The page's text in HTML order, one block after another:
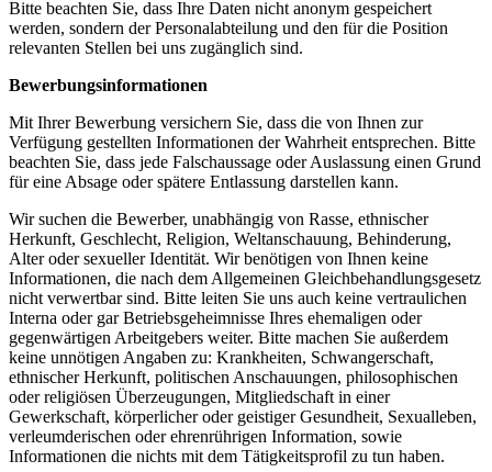
Bitte beachten Sie, dass Ihre Daten nicht anonym gespeichert
werden, sondern der Personalabteilung und den für die Position
relevanten Stellen bei uns zugänglich sind.
Bewerbungsinformationen
Mit Ihrer Bewerbung versichern Sie, dass die von Ihnen zur
Verfügung gestellten Informationen der Wahrheit entsprechen. Bitte
beachten Sie, dass jede Falschaussage oder Auslassung einen Grund
für eine Absage oder spätere Entlassung darstellen kann.
Wir suchen die Bewerber, unabhängig von Rasse, ethnischer
Herkunft, Geschlecht, Religion, Weltanschauung, Behinderung,
Alter oder sexueller Identität. Wir benötigen von Ihnen keine
Informationen, die nach dem Allgemeinen Gleichbehandlungsgesetz
nicht verwertbar sind. Bitte leiten Sie uns auch keine vertraulichen
Interna oder gar Betriebsgeheimnisse Ihres ehemaligen oder
gegenwärtigen Arbeitgebers weiter. Bitte machen Sie außerdem
keine unnötigen Angaben zu: Krankheiten, Schwangerschaft,
ethnischer Herkunft, politischen Anschauungen, philosophischen
oder religiösen Überzeugungen, Mitgliedschaft in einer
Gewerkschaft, körperlicher oder geistiger Gesundheit, Sexualleben,
verleumderischen oder ehrenrührigen Information, sowie
Informationen die nichts mit dem Tätigkeitsprofil zu tun haben.